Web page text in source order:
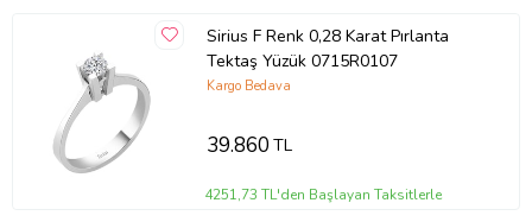
Sirius F Renk 0,28 Karat Pırlanta
Tektaş Yüzük 0715R0107
Kargo Bedava
39.860TL
4251,73 TL'den Başlayan Taksitlerle